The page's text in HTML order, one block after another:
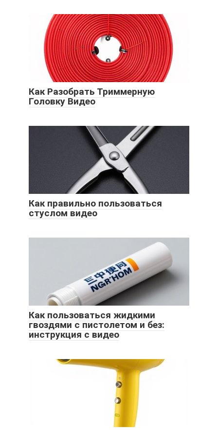
Как Разобрать Триммерную
Головку Видео
Как правильно пользоваться
стуслом видео
Как пользоваться жидкими
гвоздями с пистолетом и без:
инструкция с видео